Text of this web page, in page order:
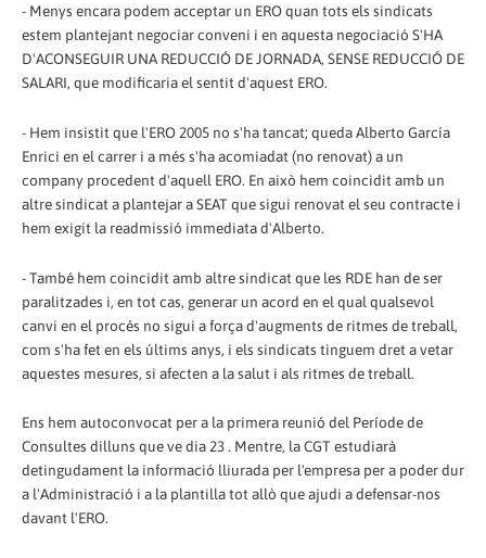
- Menys encara podem acceptar un ERO quan tots els sindicats
estem plantejant negociar conveni i en aquesta negociació S'HA
D'ACONSEGUIR UNA REDUCCIÓ DE JORNADA, SENSE REDUCCIÓ DE
SALARI, que modificaria el sentit d'aquest ERO.
- Hem insistit que l'ERO 2005 no s'ha tancat; queda Alberto García
Enrici en el carrer i a més s'ha acomiadat (no renovat) a un
company procedent d'aquell ERO. En això hem coincidit amb un
altre sindicat a plantejar a SEAT que sigui renovat el seu contracte i
hem exigit la readmissió immediata d'Alberto.
- També hem coincidit amb altre sindicat que les RDE han de ser
paralitzades i, en tot cas, generar un acord en el qual qualsevol
canvi en el procés no sigui a força d'augments de ritmes de treball,
com s'ha fet en els últims anys, i els sindicats tinguem dret a vetar
aquestes mesures, si afecten a la salut i als ritmes de treball.
Ens hem autoconvocat per a la primera reunió del Període de
Consultes dilluns que ve dia 23 . Mentre, la CGT estudiarà
detingudament la informació lliurada per l'empresa per a poder dur
a l'Administració i a la plantilla tot allò que ajudi a defensar-nos
davant l'ERO.